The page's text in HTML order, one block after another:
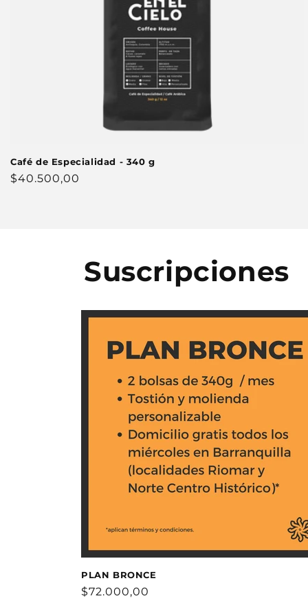
Café de Especialidad - 340 g
Precio
$40.500,00
Suscripciones
PLAN BRONCE
Precio
$72.000,00